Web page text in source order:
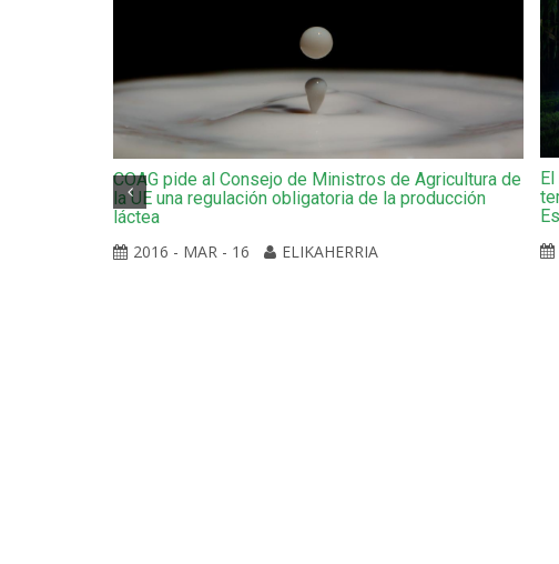
COAG pide al Consejo de Ministros de Agricultura de
la UE una regulación obligatoria de la producción
láctea
2016 - MAR - 16
ELIKAHERRIA